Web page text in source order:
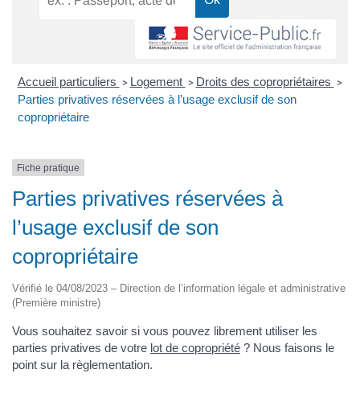
Accueil particuliers > Logement > Droits des copropriétaires >
Parties privatives réservées à l’usage exclusif de son
copropriétaire
Fiche pratique
Parties privatives réservées à
l’usage exclusif de son
copropriétaire
Vérifié le 04/08/2023 – Direction de l’information légale et administrative
(Première ministre)
Vous souhaitez savoir si vous pouvez librement utiliser les
parties privatives de votre lot de copropriété ? Nous faisons le
point sur la règlementation.